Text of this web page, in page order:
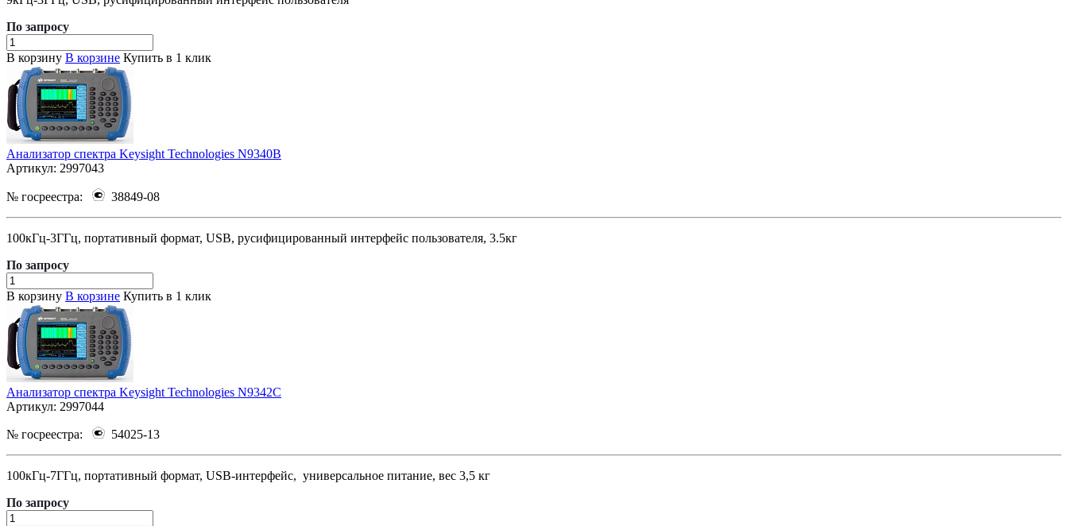
По запросу
В корзину В корзине Купить в 1 клик
Анализатор спектра Keysight Technologies N9340B
Артикул: 2997043
№ госреестра: 38849-08
100кГц-3ГГц, портативный формат, USB, русифицированный интерфейс пользователя, 3.5кг
По запросу
В корзину В корзине Купить в 1 клик
Анализатор спектра Keysight Technologies N9342C
Артикул: 2997044
№ госреестра: 54025-13
100кГц-7ГГц, портативный формат, USB-интерфейс, универсальное питание, вес 3,5 кг
По запросу